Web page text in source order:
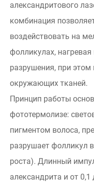
александритового
комбинация
воздействовать на
фолликулах,
разрушения, при
окружающих тканей.
Принцип работы
фототермолизе:
пигментом волоса,
разрушает фолликул
роста). Длинный
александрита и от